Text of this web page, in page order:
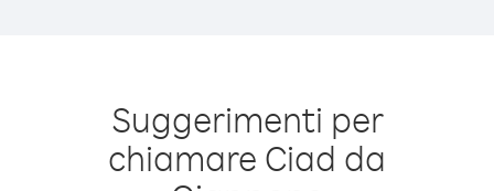
Suggerimenti per
chiamare Ciad da